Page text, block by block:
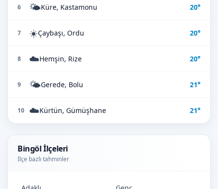
6 🌤️Küre, Kastamonu 20°
7 ☀️Çaybaşı, Ordu 20°
8 ☁️Hemşin, Rize 20°
9 🌤️Gerede, Bolu 21°
10 ☁️Kürtün, Gümüşhane 21°
Bingöl İlçeleri
İlçe bazlı tahminler